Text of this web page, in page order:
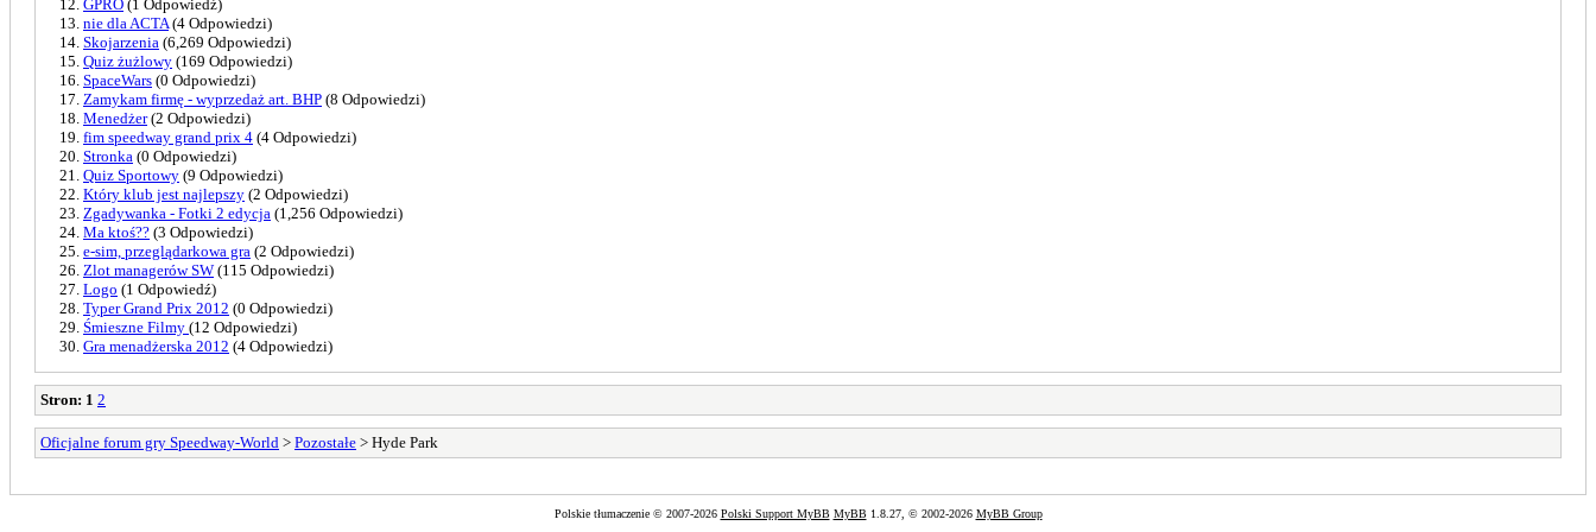
GPRO (1 Odpowiedź)
nie dla ACTA (4 Odpowiedzi)
Skojarzenia (6,269 Odpowiedzi)
Quiz żużlowy (169 Odpowiedzi)
SpaceWars (0 Odpowiedzi)
Zamykam firmę - wyprzedaż art. BHP (8 Odpowiedzi)
Menedżer(2 Odpowiedzi)
fim speedway grand prix 4 (4 Odpowiedzi)
Stronka (0 Odpowiedzi)
Quiz Sportowy (9 Odpowiedzi)
Który klub jest najlepszy (2 Odpowiedzi)
Zgadywanka - Fotki 2 edycja (1,256 Odpowiedzi)
Ma ktoś?? (3 Odpowiedzi)
e-sim, przeglądarkowa gra (2 Odpowiedzi)
Zlot managerów SW (115 Odpowiedzi)
Logo (1 Odpowiedź)
Typer Grand Prix 2012 (0 Odpowiedzi)
Śmieszne Filmy (12 Odpowiedzi)
Gra menadżerska 2012 (4 Odpowiedzi)
Stron: 1 2
Oficjalne forum gry Speedway-World > Pozostałe > Hyde Park
Polskie tłumaczenie © 2007-2026 Polski Support MyBB MyBB1.8.27, © 2002-2026 MyBB Group